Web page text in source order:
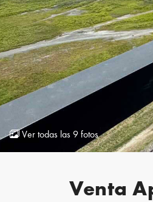
Ver todas las 9 fotos
Venta